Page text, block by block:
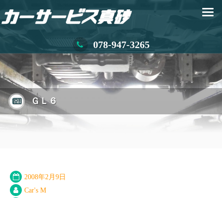
078-947-3265
ＧＬ６
2008年2月9日
Car's M